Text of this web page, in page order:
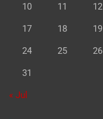
10 11 12
17 18 19
24 25 26
31
« Jul